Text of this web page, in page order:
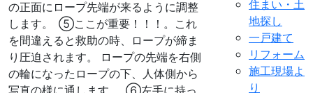
の正面にロープ先端が来るように調整
します。
⑤ここが重要！！！。これ
を間違えると救助の時、ロープが締ま
り圧迫されます。 ロープの先端を右側
の輪になったロープの下、人体側から
住まい・土
地探し
一戸建て
リフォーム
施工現場よ
り